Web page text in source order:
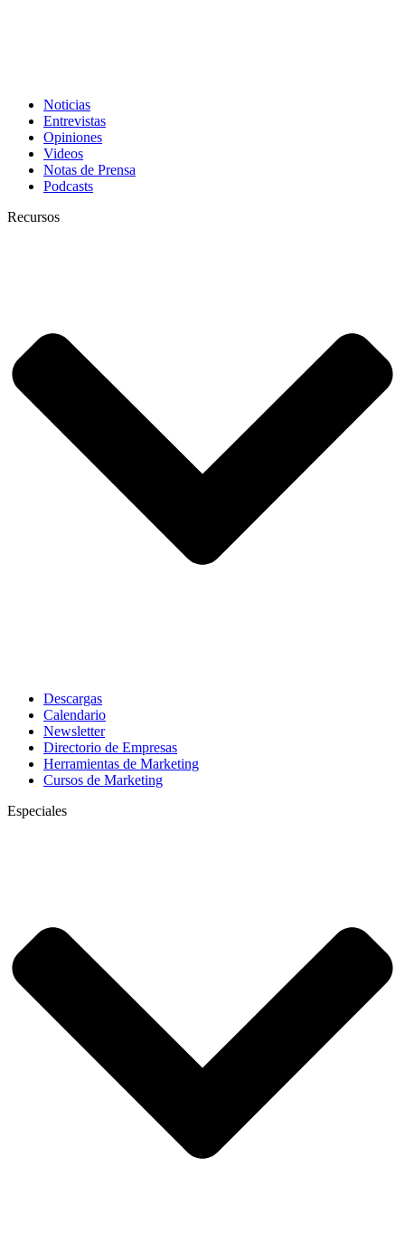
Noticias
Entrevistas
Opiniones
Videos
Notas de Prensa
Podcasts
Recursos
Descargas
Calendario
Newsletter
Directorio de Empresas
Herramientas de Marketing
Cursos de Marketing
Especiales